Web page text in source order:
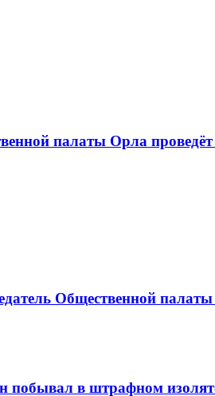
палаты Орла
Общественной палаты
побывал в штрафном